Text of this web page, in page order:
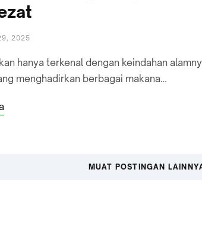
2025
hanya terkenal dengan keindahan
menghadirkan berbagai makana…
MUAT POSTINGAN